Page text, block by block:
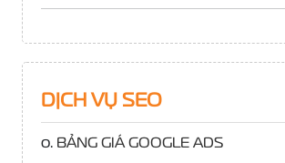
DỊCH VỤ SEO
o. BẢNG GIÁ GOOGLE ADS